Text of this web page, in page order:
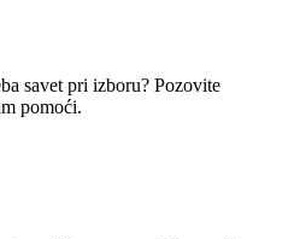
savet pri izboru? Pozovite
pomoći.